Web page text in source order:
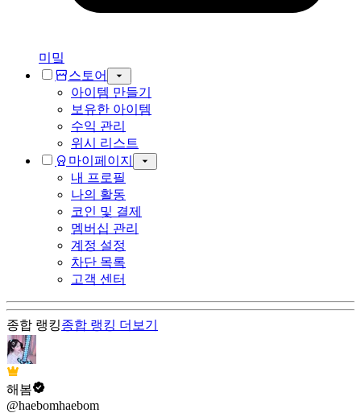
미밐
스토어
아이템 만들기
보유한 아이템
수익 관리
위시 리스트
마이페이지
내 프로필
나의 활동
코인 및 결제
멤버십 관리
계정 설정
차단 목록
고객 센터
종합 랭킹종합 랭킹 더보기
해봄
@haebomhaebom